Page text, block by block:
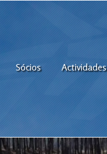
Sócios Actividades